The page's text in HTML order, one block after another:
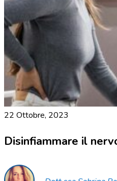
22 Ottobre, 2023
Disinfiammare il